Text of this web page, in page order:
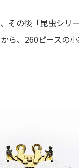
その後「昆虫シリ
ら、260ピースの